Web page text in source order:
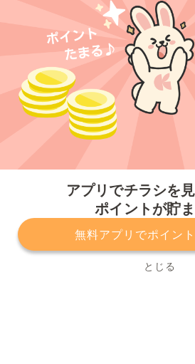
アプリでチラシを
ポイントが貯ま
無料アプリでポイン
とじる
プライバシーポリシー 利用規
サービスに関してのお問い合わせ